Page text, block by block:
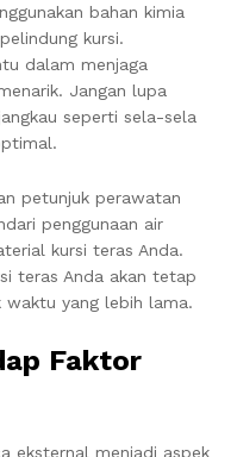
bahan kimia
kursi.
dalam menjaga
Jangan lupa
seperti sela-sela
petunjuk perawatan
penggunaan air
kursi teras Anda.
teras Anda akan tetap
waktu yang lebih lama.
Faktor
eksternal menjadi aspek